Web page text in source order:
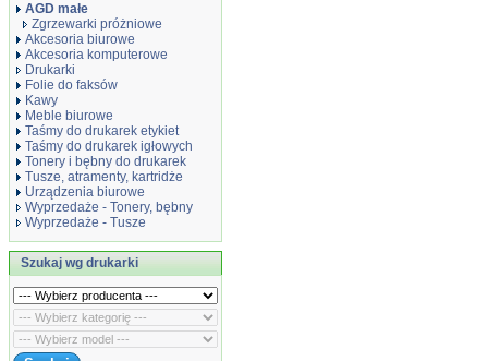
AGD małe
Zgrzewarki próżniowe
Akcesoria biurowe
Akcesoria komputerowe
Drukarki
Folie do faksów
Kawy
Meble biurowe
Taśmy do drukarek etykiet
Taśmy do drukarek igłowych
Tonery i bębny do drukarek
Tusze, atramenty, kartridże
Urządzenia biurowe
Wyprzedaże - Tonery, bębny
Wyprzedaże - Tusze
Szukaj wg drukarki